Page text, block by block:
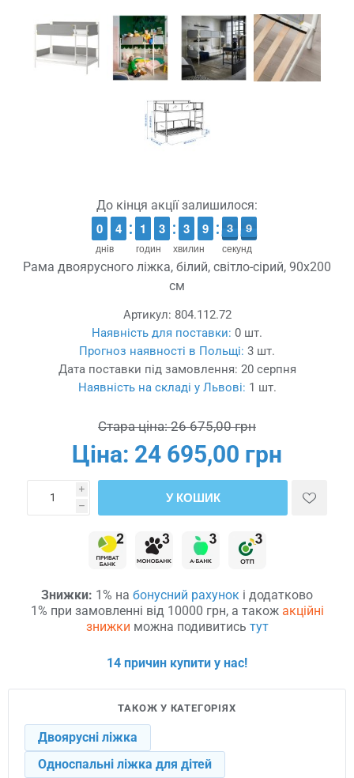
До кінця акції залишилося:
днів
9
9
0
0 3
3
4
4
годин
1
1
1
1 2
2
3
3
хвилин
2
2
3
3 8
8
9
9
секунд
4
3
3 9
8
8
Рама двоярусного ліжка, білий, світло-сірий, 90x200
см
Артикул: 804.112.72
Наявність для поставки: 0 шт.
Прогноз наявності в Польщі: 3 шт.
Дата поставки під замовлення: 20 серпня
Наявність на складі у Львові: 1 шт.
Стара ціна: 26 675,00 грн
Ціна: 24 695,00 грн
i
h
У КОШИК
Знижки: 1% на бонусний рахунок і додатково
1% при замовленні від 10000 грн, а також акційні
знижки можна подивитись тут
14 причин купити у нас!
ТАКОЖ У КАТЕГОРІЯХ
Двоярусні ліжка
Односпальні ліжка для дітей